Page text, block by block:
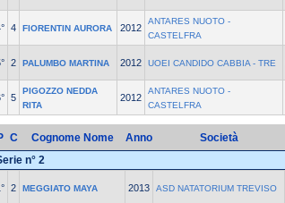
4 FIORENTIN AURORA 2012
ANTARES NUOTO -
CASTELFRA
2 PALUMBO MARTINA 2012 UOEI CANDIDO CABBIA - TRE
5
PIGOZZO NEDDA
RITA
2012
ANTARES NUOTO -
CASTELFRA
C Cognome Nome Anno Società
n° 2
2 MEGGIATO MAYA 2013 ASD NATATORIUM TREVISO